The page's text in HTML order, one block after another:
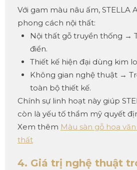
Với gam màu nâu ấm, STELLA
phong cách nội thất:
Nội thất gỗ truyền thống →
điển.
Thiết kế hiện đại dùng kim
Không gian nghệ thuật →
toàn bộ thiết kế.
Chính sự linh hoạt này giúp
còn là yếu tố thẩm mỹ quyết
Xem thêm Màu sàn gỗ hoa
thất
4. Giá trị nghệ thuật